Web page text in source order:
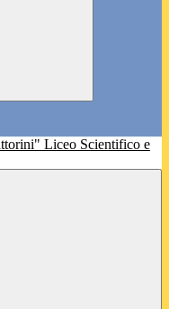
Liceo Scientifico e